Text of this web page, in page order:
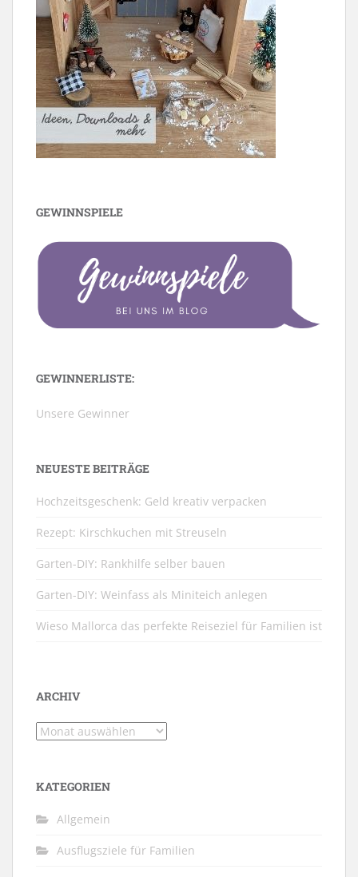
GEWINNSPIELE
GEWINNERLISTE:
Unsere Gewinner
NEUESTE BEITRÄGE
Hochzeitsgeschenk: Geld kreativ verpacken
Rezept: Kirschkuchen mit Streuseln
Garten-DIY: Rankhilfe selber bauen
Garten-DIY: Weinfass als Miniteich anlegen
Wieso Mallorca das perfekte Reiseziel für Familien ist
ARCHIV
Archiv
KATEGORIEN
Allgemein
Ausflugsziele für Familien